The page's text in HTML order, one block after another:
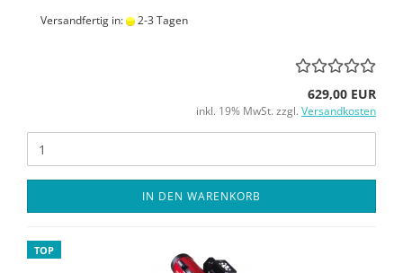
Versandfertig in: 2-3 Tagen
629,00 EUR
inkl. 19% MwSt. zzgl. Versandkosten
IN DEN WARENKORB
TOP